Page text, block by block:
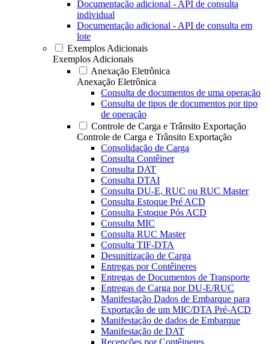
Documentação adicional - API de consulta
individual
Documentação adicional - API de consulta em
lote
Exemplos Adicionais
Exemplos Adicionais
Anexação Eletrônica
Anexação Eletrônica
Consulta de documentos de uma operação
Consulta de tipos de documentos por tipo
de operação
Controle de Carga e Trânsito Exportação
Controle de Carga e Trânsito Exportação
Consolidação de Carga
Consulta Contêiner
Consulta DAT
Consulta DTAI
Consulta DU-E, RUC ou RUC Master
Consulta Estoque Pré ACD
Consulta Estoque Pós ACD
Consulta MIC
Consulta RUC Master
Consulta TIF-DTA
Desunitização de Carga
Entregas por Contêineres
Entregas de Documentos de Transporte
Entregas de Carga por DU-E/RUC
Manifestação Dados de Embarque para
Exportação de um MIC/DTA Pré-ACD
Manifestação de dados de Embarque
Manifestação de DAT
Recepções por Contêineres